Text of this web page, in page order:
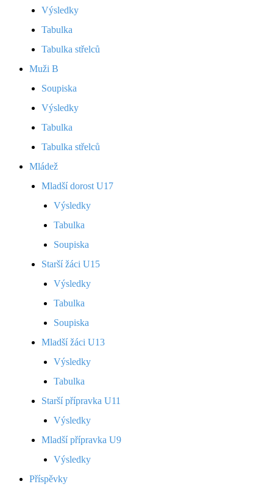
Výsledky
Tabulka
Tabulka střelců
Muži B
Soupiska
Výsledky
Tabulka
Tabulka střelců
Mládež
Mladší dorost U17
Výsledky
Tabulka
Soupiska
Starší žáci U15
Výsledky
Tabulka
Soupiska
Mladší žáci U13
Výsledky
Tabulka
Starší přípravka U11
Výsledky
Mladší přípravka U9
Výsledky
Příspěvky